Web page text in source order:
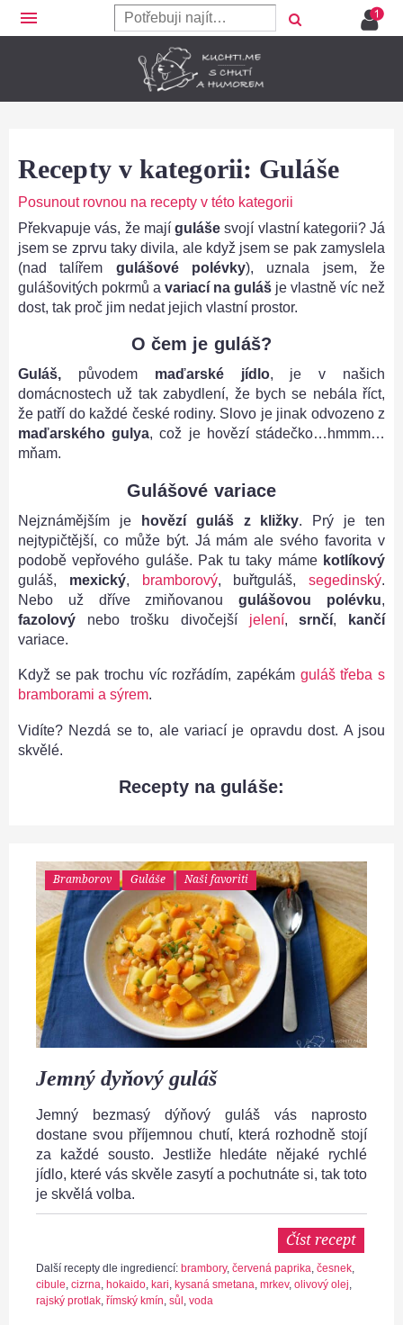
menu
Recepty v kategorii: Guláše
Posunout rovnou na recepty v této kategorii
Překvapuje vás, že mají guláše svojí vlastní kategorii? Já
jsem se zprvu taky divila, ale když jsem se pak zamyslela
(nad talířem gulášové polévky), uznala jsem, že
gulášovitých pokrmů a variací na guláš je vlastně víc než
dost, tak proč jim nedat jejich vlastní prostor.
O čem je guláš?
Guláš, původem maďarské jídlo, je v našich
domácnostech už tak zabydlení, že bych se nebála říct,
že patří do každé české rodiny. Slovo je jinak odvozeno z
maďarského gulya, což je hovězí stádečko…hmmm…
mňam.
Gulášové variace
Nejznámějším je hovězí guláš z kližky. Prý je ten
nejtypičtější, co může být. Já mám ale svého favorita v
podobě vepřového guláše. Pak tu taky máme kotlíkový
guláš, mexický, bramborový, buřtguláš, segedinský.
Nebo už dříve zmiňovanougulášovou polévku,
fazolový nebo trošku divočejší jelení,srnčí,
kančí
variace.
Když se pak trochu víc rozřádím, zapékám guláš třeba s
bramborami a sýrem.
Vidíte? Nezdá se to, ale variací je opravdu dost. A jsou
skvělé.
Recepty na guláše:
Bramborov Guláše Naši favoriti
Jemný dyňový guláš
Jemný bezmasý dýňový guláš vás naprosto
dostane svou příjemnou chutí, která rozhodně stojí
za každé sousto. Jestliže hledáte nějaké rychlé
jídlo, které vás skvěle zasytí a pochutnáte si, tak toto
je skvělá volba.
Číst recept
Další recepty dle ingrediencí: brambory, červená paprika, česnek,
cibule, cizrna, hokaido, kari, kysaná smetana, mrkev, olivový olej,
rajský protlak, římský kmín, sůl , voda